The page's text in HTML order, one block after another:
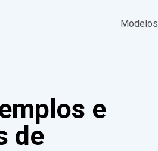
Modelos
e
de